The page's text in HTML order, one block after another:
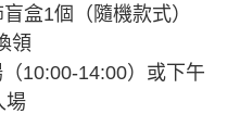
盒1個（隨機款式）
領
10:00-14:00）或下午
場